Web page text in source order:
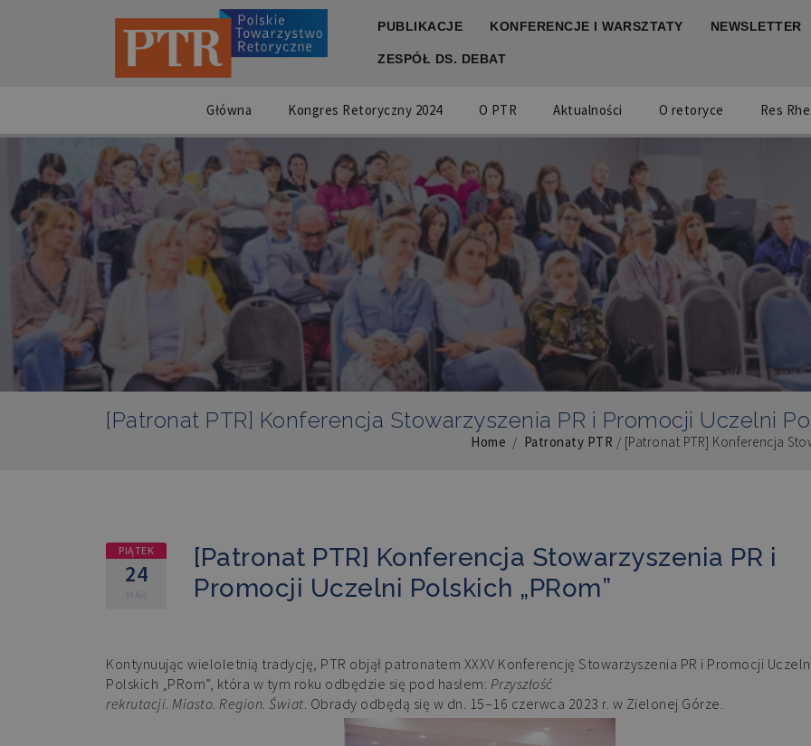
PUBLIKACJE KONFERENCJE I WARSZTATY NEWSLETTER
ZESPÓŁ DS. DEBAT
Główna Kongres Retoryczny 2024 O PTR Aktualności O retoryce Res
[Patronat PTR] Konferencja Stowarzyszenia PR i Promocji Uczelni
Home / Patronaty PTR / [Patronat PTR] Konferencja
PIĄTEK
24
MAR
[Patronat PTR] Konferencja Stowarzyszenia PR i
Promocji Uczelni Polskich „PRom”
Kontynuując wieloletnią tradycję, PTR objął patronatem XXXV Konferencję Stowarzyszenia PR i Promocji
Polskich „PRom”, która w tym roku odbędzie się pod hasłem: Przyszłość
rekrutacji. Miasto. Region. Świat. Obrady odbędą się w dn. 15–16 czerwca 2023 r. w Zielonej Górze.